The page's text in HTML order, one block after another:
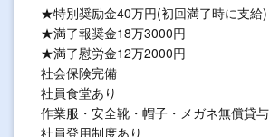
★特別奨励金40万円(初回満了時に支給)
★満了報奨金18万3000円
★満了慰労金12万2000円
社会保険完備
社員食堂あり
作業服・安全靴・帽子・メガネ無償貸与
社員登用制度あり